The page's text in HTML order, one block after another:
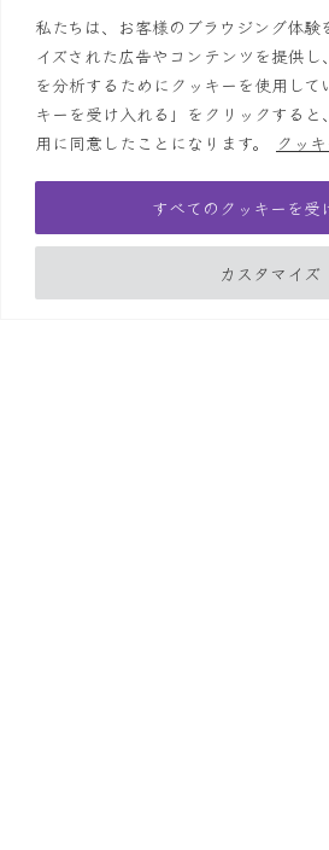
私たちは、お客様のブラウジング体験
イズされた広告やコンテンツを提供し
を分析するためにクッキーを使用して
キーを受け入れる」をクリックすると
用に同意したことになります。
クッ
カスタマイズ
すべてのクッキーを受